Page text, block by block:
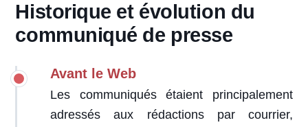
Historique et évolution du
communiqué de presse
Avant le Web
Les communiqués étaient principalement
adressés aux rédactions par courrier,